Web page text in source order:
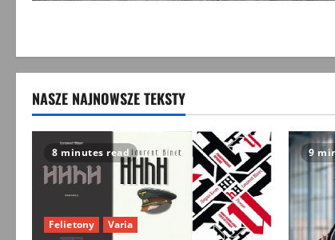
NASZE NAJNOWSZE TEKSTY
8 minutes read
Felietony Varia
9